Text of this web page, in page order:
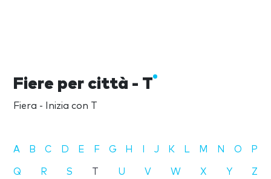
Fiere per città - T
Fiera - Inizia con T
A B C D E F G H J K L M N O P
Q R S T U V W X Y Z